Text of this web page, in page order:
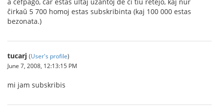
ĉirkaŭ 5 700 homoj estas subskribinta (kaj 100 000 estas
bezonata.)
tucarj (User's profile)
June 7, 2008, 12:13:15 PM
mi jam subskribis